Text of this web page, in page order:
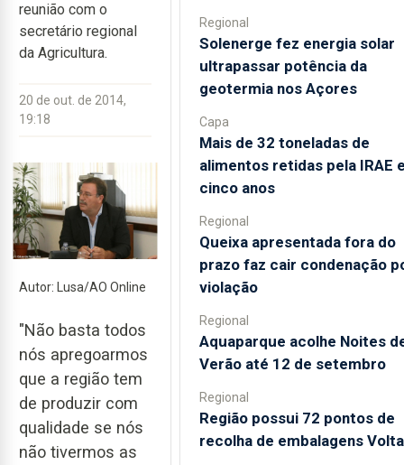
reunião com o
secretário regional
da Agricultura.
20 de out. de 2014,
19:18
Autor: Lusa/AO Online
"Não basta todos
nós apregoarmos
que a região tem
de produzir com
qualidade se nós
não tivermos as
Regional
Solenerge fez energia solar
ultrapassar potência da
geotermia nos Açores
Capa
Mais de 32 toneladas de
alimentos retidas pela IRAE
cinco anos
Regional
Queixa apresentada fora do
prazo faz cair condenação
violação
Regional
Aquaparque acolhe Noites
Verão até 12 de setembro
Regional
Região possui 72 pontos de
recolha de embalagens Volta